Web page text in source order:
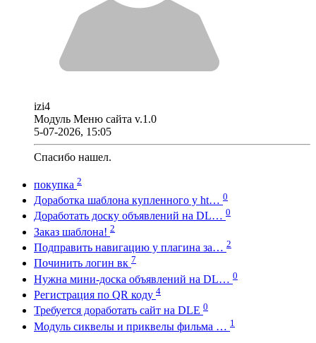
izi4
Модуль Меню сайта v.1.0
5-07-2026, 15:05
Спасибо нашел.
покупка 2
Доработка шаблона купленного у ht… 0
Доработать доску объявлений на DL… 0
Заказ шаблона! 2
Подправить навигацию у плагина за… 2
Починить логин вк 7
Нужна мини-доска объявлений на DL… 0
Регистрация по QR коду 4
Требуется доработать сайт на DLE 0
Модуль сиквелы и приквелы фильма … 1